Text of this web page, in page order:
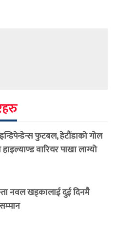
फुटबल, हेटौंडाको गोल
हाइल्याण्ड वारियर पाखा लाग्यो
नवल खड्कालाई दुई दिनमै
सम्मान